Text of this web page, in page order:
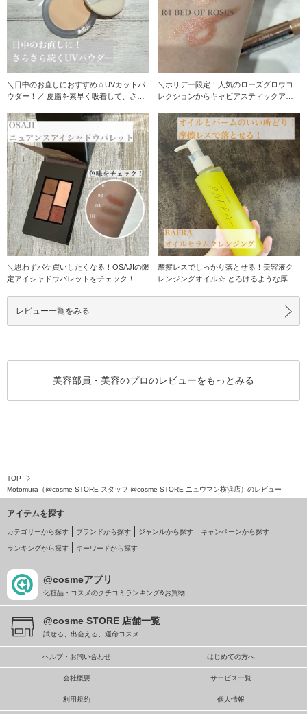
＼日中のお直しにおすすめ☆UVカットパ
ウダー！／ 皮脂を素早く吸着して、さら
＼ホリデー限定！人気のローズグロウコ
レクションからキャビアスティックアイ
＼思わずパケ買いしたくなる！OSAJIの限
定アイシャドウパレットをチェック！／
摩擦レスでしっかり落とせる！美容液ク
レンジングオイル☆ とろけるような厚み
レビュー一覧をみる
美容部員・美容のプロのレビューをもっとみる
TOP
Motomura（@cosme STORE スタッフ @cosme STORE ニュウマン横浜店）のレビュー
アイテムを探す
カテゴリーから探す ブランドから探す ジャンルから探す キャンペーンから探す
ランキングから探す キーワードから探す
@cosmeアプリ
化粧品・コスメのクチコミランキング&お買物
@cosme STORE 店舗一覧
試せる、出会える、運命コスメ
ヘルプ・お問い合わせ はじめての方へ
会社概要 サービス一覧
利用規約 個人情報